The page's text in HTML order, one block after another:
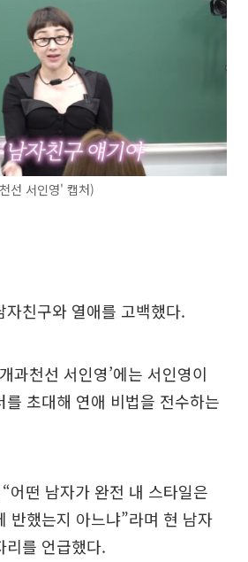
선 서인영' 캡처)
자친구와 열애를 고백했다.
과천선 서인영’에는 서인영이
를 초대해 연애 비법을 전수하는
어떤 남자가 완전 내 스타일은
반했는지 아느냐”라며 현 남자
리를 언급했다.